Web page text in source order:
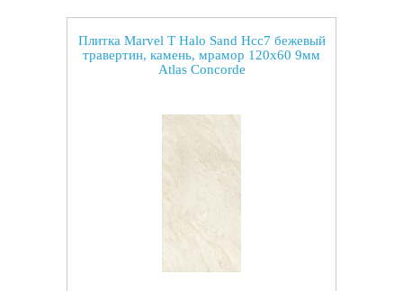
Плитка Marvel T Halo Sand Hcc7 бежевый
травертин, камень, мрамор 120x60 9мм
Atlas Concorde